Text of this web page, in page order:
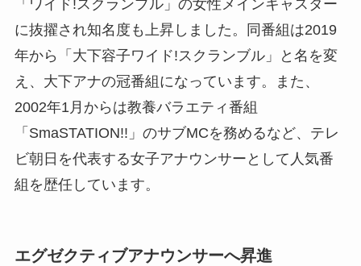
「ワイド!スクランブル」の女性メインキャスター
に抜擢され知名度も上昇しました。同番組は2019
年から「大下容子ワイド!スクランブル」と名を変
え、大下アナの冠番組になっています。また、
2002年1月からは教養バラエティ番組
「SmaSTATION!!」のサブMCを務めるなど、テレ
ビ朝日を代表する女子アナウンサーとして人気番
組を歴任しています。
エグゼクティブアナウンサーへ昇進